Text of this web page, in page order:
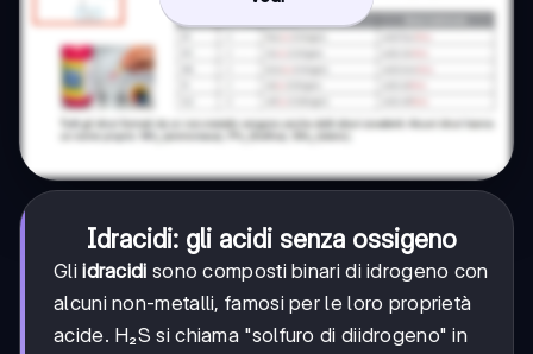
Idracidi: gli acidi senza ossigeno
Gliidracidi sono composti binari di idrogeno con
alcuni non-metalli, famosi per le loro proprietà
acide. H₂S si chiama "solfuro di diidrogeno" in